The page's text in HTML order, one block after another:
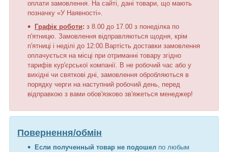
оплати замовлення. На сайті, дані товари, що мають
позначку «У Наявності».
Графік роботи: з 8.00 до 17.00 з понеділка по
п'ятницю. Замовлення відправляються щодня, крім
п'ятниці і неділі до 12:00.Вартість доставки замовлення
оплачується на місці при отриманні товару згідно
тарифів кур'єрської компанії. В не робочий час або у
вихідні чи святкові дні, замовлення обробляються в
порядку черги на наступний робочий день, перед
відправкою з вами обов'язково зв'яжеться менеджер!
Повернення/обмін
Если полученный товар не подошел по любым